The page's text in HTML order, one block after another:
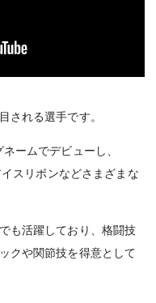
される選手です。
ームでデビューし、
スリボンなどさまざまな
も活躍しており、格闘技
クや関節技を得意として